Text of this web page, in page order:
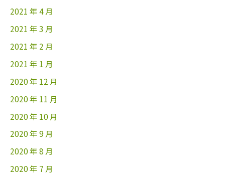
2021 年 4 月
2021 年 3 月
2021 年 2 月
2021 年 1 月
2020 年 12 月
2020 年 11 月
2020 年 10 月
2020 年 9 月
2020 年 8 月
2020 年 7 月